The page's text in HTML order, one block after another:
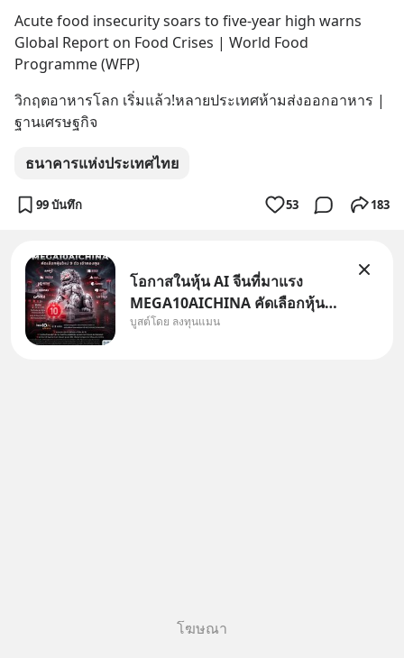
Acute food insecurity soars to five-year high warns
Global Report on Food Crises | World Food
Programme (WFP)
วิกฤตอาหารโลก เริ่มแล้ว!หลายประเทศห้ามส่งออกอาหาร |
ฐานเศรษฐกิจ
ธนาคารแห่งประเทศไทย
99 บันทึก 53 183
โอกาสในหุ้น AI จีนที่มาแรง
MEGA10AICHINA คัดเลือกหุ้น
ใหม่ 9 ตัว เข้ากองทุน.. ครอบคลุม
บูสต์โดย ลงทุนแมน
โฆษณา